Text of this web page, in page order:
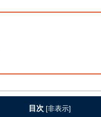
目次 [非表示]